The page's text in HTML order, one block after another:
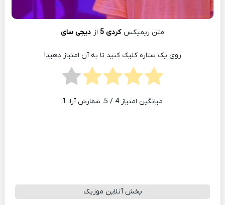
متن ریمیکس کردی 5 از دیجی سای
روی یک ستاره کلیک کنید تا به آن امتیاز دهید!
میانگین امتیاز 4 / 5. شمارش آرا: 1
پخش آنلاین موزیک